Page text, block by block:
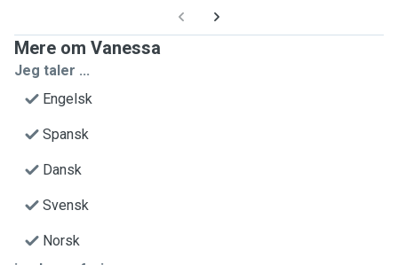
Mere om Vanessa
Jeg taler ...
Engelsk
Spansk
Dansk
Svensk
Norsk